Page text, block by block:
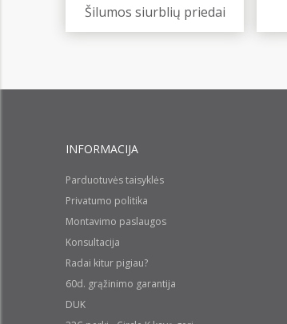
Šilumos siurblių priedai
INFORMACIJA
Parduotuvės taisyklės
Privatumo politika
Montavimo paslaugos
Konsultacija
Radai kitur pigiau?
60d. grąžinimo garantija
DUK